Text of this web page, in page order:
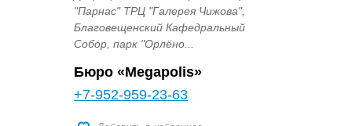
"Парнас" ТРЦ "Галерея Чижова",
Благовещенский Кафедральный
Собор, парк "Орлёно...
Бюро «Megapolis»
+7-952-959-23-63